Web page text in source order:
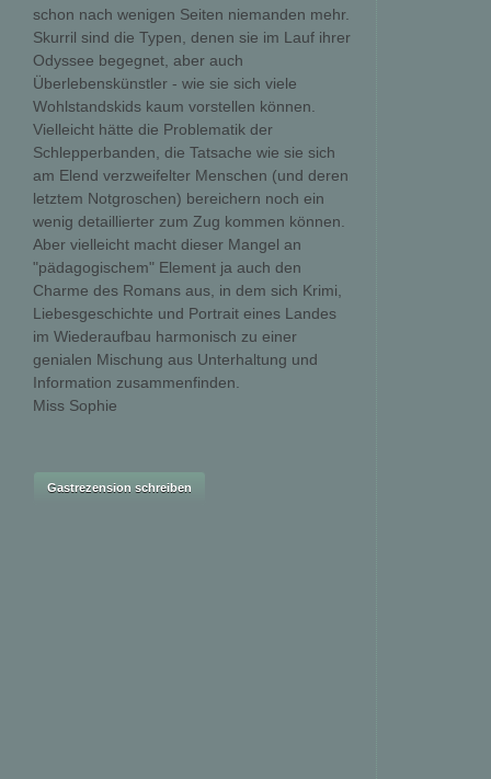
schon nach wenigen Seiten niemanden mehr.
Skurril sind die Typen, denen sie im Lauf ihrer
Odyssee begegnet, aber auch
Überlebenskünstler - wie sie sich viele
Wohlstandskids kaum vorstellen können.
Vielleicht hätte die Problematik der
Schlepperbanden, die Tatsache wie sie sich
am Elend verzweifelter Menschen (und deren
letztem Notgroschen) bereichern noch ein
wenig detaillierter zum Zug kommen können.
Aber vielleicht macht dieser Mangel an
"pädagogischem" Element ja auch den
Charme des Romans aus, in dem sich Krimi,
Liebesgeschichte und Portrait eines Landes
im Wiederaufbau harmonisch zu einer
genialen Mischung aus Unterhaltung und
Information zusammenfinden.
Miss Sophie